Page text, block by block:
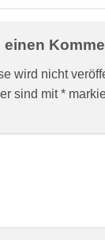
einen
wird nicht
sind mit*